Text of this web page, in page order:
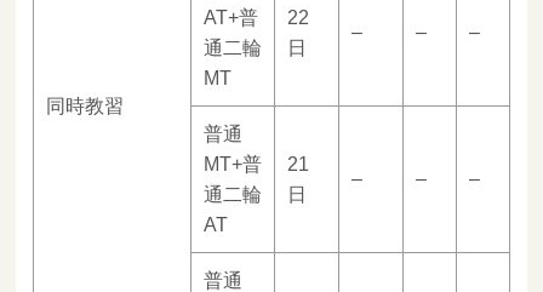
同時教習
AT+普
通二輪
MT
22
日
– – –
普通
MT+普
通二輪
AT
21
日
– – –
普通